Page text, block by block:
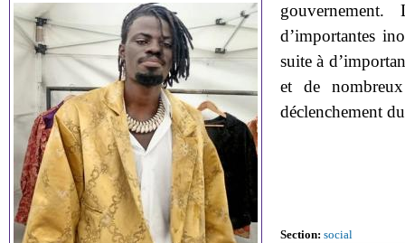
d’importantes
suite à
et de
déclenchement
Section: social